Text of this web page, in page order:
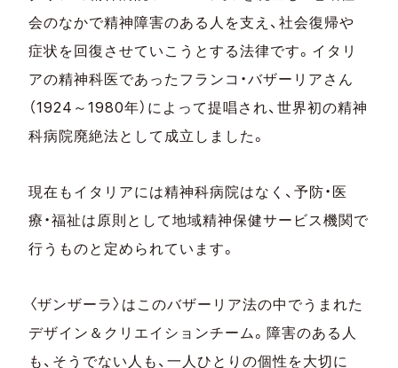
会のなかで精神障害のある人を支え、社会復帰や
症状を回復させていこうとする法律です。イタリ
アの精神科医であったフランコ・バザーリアさん
（1924～1980年）によって提唱され、世界初の精神
科病院廃絶法として成立しました。
現在もイタリアには精神科病院はなく、予防・医
療・福祉は原則として地域精神保健サービス機関で
行うものと定められています。
〈ザンザーラ〉はこのバザーリア法の中でうまれた
デザイン＆クリエイションチーム。障害のある人
も、そうでない人も、一人ひとりの個性を大切に